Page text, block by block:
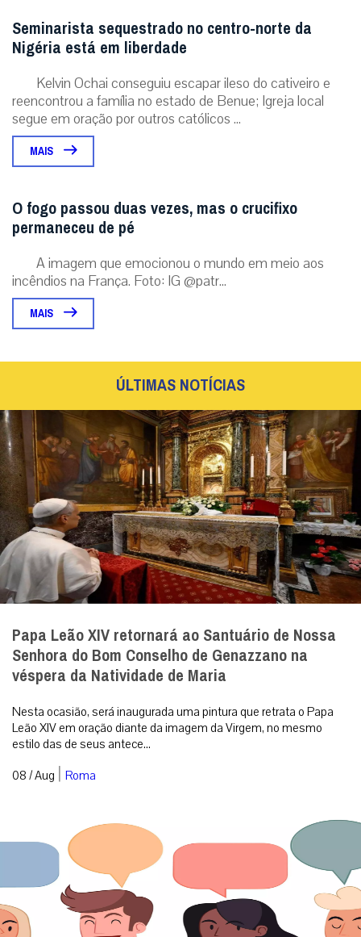
Seminarista sequestrado no centro-norte da
Nigéria está em liberdade
Kelvin Ochai conseguiu escapar ileso do cativeiro e
reencontrou a família no estado de Benue; Igreja local
segue em oração por outros católicos ...
MAIS
O fogo passou duas vezes, mas o crucifixo
permaneceu de pé
A imagem que emocionou o mundo em meio aos
incêndios na França. Foto: IG @patr...
MAIS
ÚLTIMAS NOTÍCIAS
Papa Leão XIV retornará ao Santuário de Nossa
Senhora do Bom Conselho de Genazzano na
véspera da Natividade de Maria
Nesta ocasião, será inaugurada uma pintura que retrata o Papa
Leão XIV em oração diante da imagem da Virgem, no mesmo
estilo das de seus antece...
08 / Aug | Roma